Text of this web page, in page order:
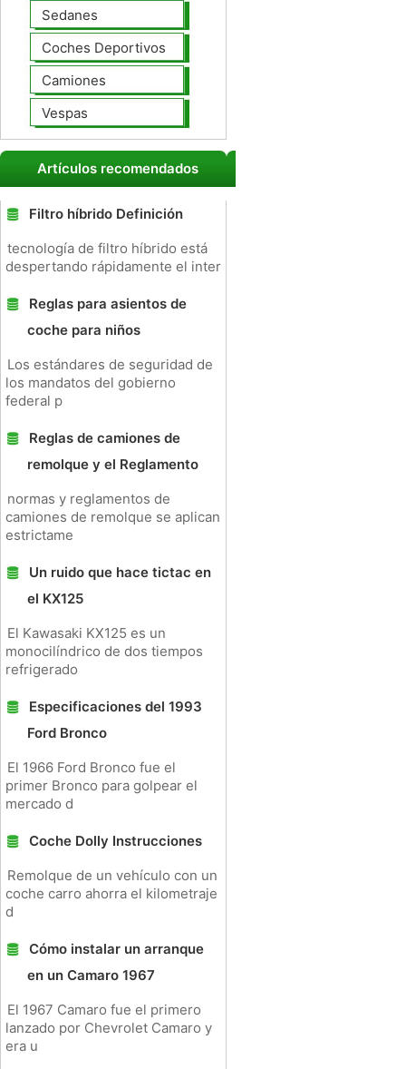
Sedanes
Coches Deportivos
Camiones
Vespas
Artículos recomendados
Filtro híbrido Definición
tecnología de filtro híbrido está
despertando rápidamente el inter
Reglas para asientos de
coche para niños
Los estándares de seguridad de
los mandatos del gobierno
federal p
Reglas de camiones de
remolque y el Reglamento
normas y reglamentos de
camiones de remolque se aplican
estrictame
Un ruido que hace tictac en
el KX125
El Kawasaki KX125 es un
monocilíndrico de dos tiempos
refrigerado
Especificaciones del 1993
Ford Bronco
El 1966 Ford Bronco fue el
primer Bronco para golpear el
mercado d
Coche Dolly Instrucciones
Remolque de un vehículo con un
coche carro ahorra el kilometraje
d
Cómo instalar un arranque
en un Camaro 1967
El 1967 Camaro fue el primero
lanzado por Chevrolet Camaro y
era u